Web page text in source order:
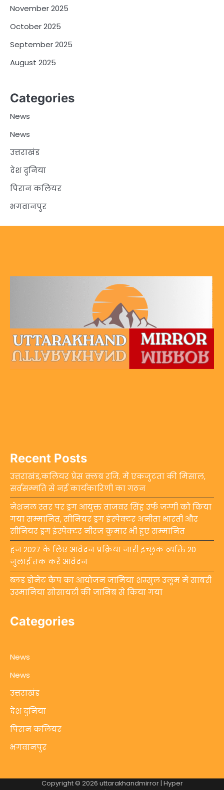
November 2025
October 2025
September 2025
August 2025
Categories
News
News
उत्तराखंड
देश दुनिया
पिरान कलियर
भगवानपुर
Recent Posts
उत्तराखंड,कलियर प्रेस क्लब रजि. में एकजुटता की मिसाल,
सर्वसम्मति से नई कार्यकारिणी का गठन
नेशनल स्तर पर ड्रग आयुक्त ताजवर सिंह उर्फ जग्गी को किया
गया सम्मानित, सीनियर ड्रग इंस्पेक्टर अनीता भारती और
सीनियर ड्रग इंस्पेक्टर नीरज कुमार भी हुए सम्मानित
हज 2027 के लिए आवेदन प्रक्रिया जारी इच्छुक व्यक्ति 20
जुलाई तक करें आवेदन
ब्लड डोनेट कैंप का आयोजन जामिया शम्सुल उलूम में साबरी
उस्मानिया सोसायटी की जानिब से किया गया
Categories
News
News
उत्तराखंड
देश दुनिया
पिरान कलियर
भगवानपुर
Copyright © 2026 uttarakhandmirror| Hyper